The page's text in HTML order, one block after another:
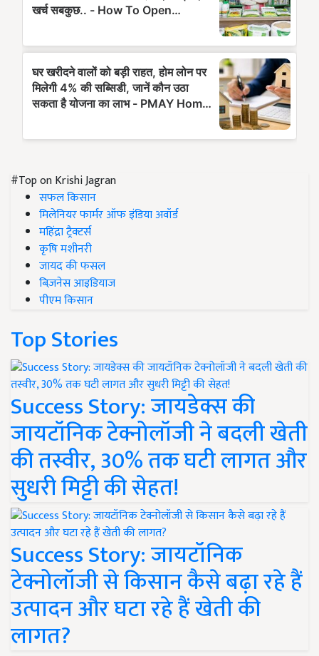
#Top on Krishi Jagran
सफल किसान
मिलेनियर फार्मर ऑफ इंडिया अवॉर्ड
महिंद्रा ट्रैक्टर्स
कृषि मशीनरी
जायद की फसल
बिज़नेस आइडियाज
पीएम किसान
Top Stories
Success Story: जायडेक्स की
जायटॉनिक टेक्नोलॉजी ने बदली खेती
की तस्वीर, 30% तक घटी लागत और
सुधरी मिट्टी की सेहत!
Success Story: जायटॉनिक
टेक्नोलॉजी से किसान कैसे बढ़ा रहे हैं
उत्पादन और घटा रहे हैं खेती की
लागत?